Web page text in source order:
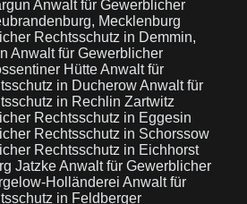
Anwalt für Gewerblicher
Mecklenburg
Rechtsschutz in Demmin,
Anwalt für Gewerblicher
HütteAnwalt für
in DucherowAnwalt für
in Rechlin Zartwitz
Rechtsschutz in Eggesin
Rechtsschutz in Schorssow
Rechtsschutz in Eichhorst
JatzkeAnwalt für Gewerblicher
Holländerei Anwalt für
in Feldberger